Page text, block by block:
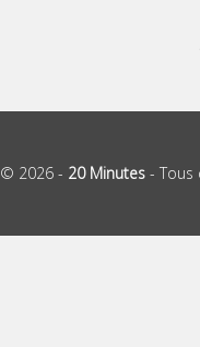
© 2026 - 20 Minutes -